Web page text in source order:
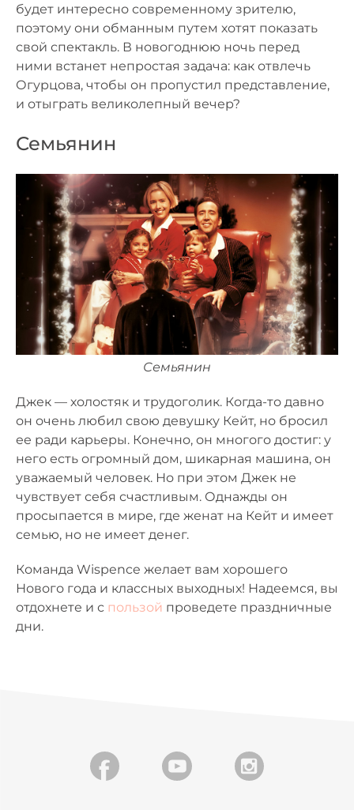
будет интересно современному зрителю,
поэтому они обманным путем хотят показать
свой спектакль. В новогоднюю ночь перед
ними встанет непростая задача: как отвлечь
Огурцова, чтобы он пропустил представление,
и отыграть великолепный вечер?
Семьянин
Семьянин
Джек — холостяк и трудоголик. Когда-то давно
он очень любил свою девушку Кейт, но бросил
ее ради карьеры. Конечно, он многого достиг: у
него есть огромный дом, шикарная машина, он
уважаемый человек. Но при этом Джек не
чувствует себя счастливым. Однажды он
просыпается в мире, где женат на Кейт и имеет
семью, но не имеет денег.
Команда Wispence желает вам хорошего
Нового года и классных выходных! Надеемся, вы
отдохнете и с пользой проведете праздничные
дни.